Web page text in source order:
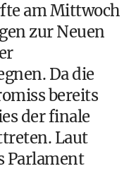
am Mittwoch
zur Neuen
Da die
bereits
der finale
Laut
Parlament